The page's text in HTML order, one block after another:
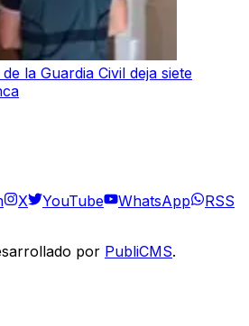
la Guardia Civil deja siete
X YouTube WhatsApp RSS
por PubliCMS.